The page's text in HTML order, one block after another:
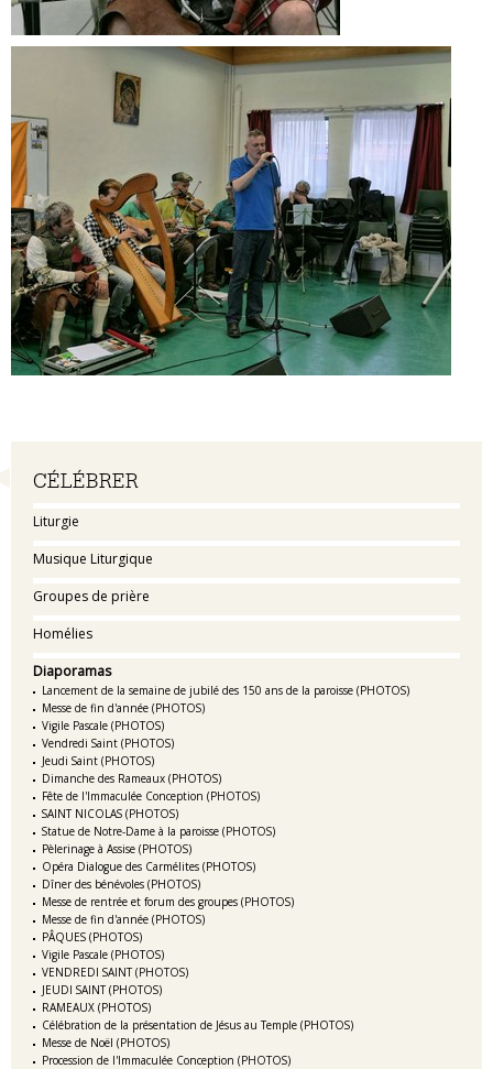
Navigation
CÉLÉBRER
Liturgie
Musique Liturgique
Groupes de prière
Homélies
Diaporamas
Lancement de la semaine de jubilé des 150 ans de la paroisse (PHOTOS)
Messe de fin d'année (PHOTOS)
Vigile Pascale (PHOTOS)
Vendredi Saint (PHOTOS)
Jeudi Saint (PHOTOS)
Dimanche des Rameaux (PHOTOS)
Fête de l'Immaculée Conception (PHOTOS)
SAINT NICOLAS (PHOTOS)
Statue de Notre-Dame à la paroisse (PHOTOS)
Pèlerinage à Assise (PHOTOS)
Opéra Dialogue des Carmélites (PHOTOS)
Dîner des bénévoles (PHOTOS)
Messe de rentrée et forum des groupes (PHOTOS)
Messe de fin d'année (PHOTOS)
PÂQUES (PHOTOS)
Vigile Pascale (PHOTOS)
VENDREDI SAINT (PHOTOS)
JEUDI SAINT (PHOTOS)
RAMEAUX (PHOTOS)
Célébration de la présentation de Jésus au Temple (PHOTOS)
Messe de Noël (PHOTOS)
Procession de l'Immaculée Conception (PHOTOS)